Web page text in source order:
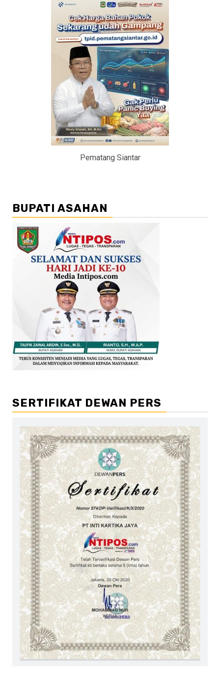
Pematang Siantar
BUPATI ASAHAN
SERTIFIKAT DEWAN PERS